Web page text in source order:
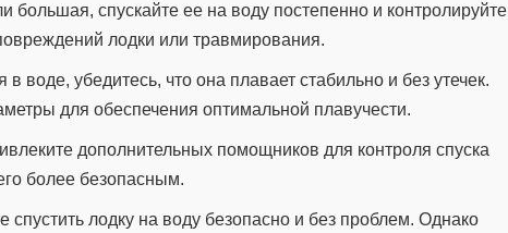
большая, спускайте ее на воду постепенно и контролируйте
лодки или травмирования.
в воде, убедитесь, что она плавает стабильно и без утечек.
для обеспечения оптимальной плавучести.
дополнительных помощников для контроля спуска
более безопасным.
лодку на воду безопасно и без проблем. Однако